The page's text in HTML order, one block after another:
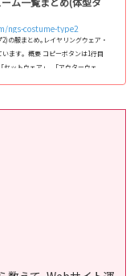
ngs-costume-type2
の服まとめ｡レイヤリングウェア・
ます｡ 概要 コピーボタンは1行目
セットウェア」､「アウターウェ
､「装飾の非表示箇所」､「カラー